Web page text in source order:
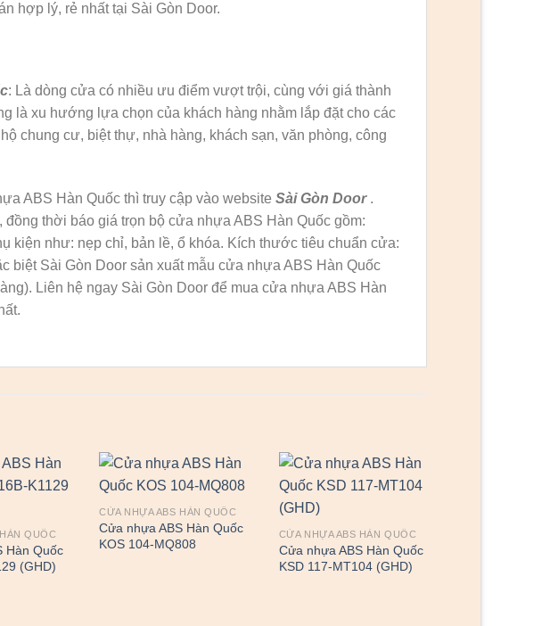
hợp lý, rẻ nhất tại Sài Gòn Door.
: Là dòng cửa có nhiều ưu điểm vượt trội, cùng với giá thành
là xu hướng lựa chọn của khách hàng nhằm lắp đặt cho các
chung cư, biệt thự, nhà hàng, khách sạn, văn phòng, công
ABS Hàn Quốc thì truy cập vào website Sài Gòn Door.
đồng thời báo giá trọn bộ cửa nhựa ABS Hàn Quốc gồm:
kiện như: nẹp chỉ, bản lề, ổ khóa. Kích thước tiêu chuẩn cửa:
biệt Sài Gòn Door sản xuất mẫu cửa nhựa ABS Hàn Quốc
Liên hệ ngay Sài Gòn Door để mua cửa nhựa ABS Hàn
QUỐC
Hàn Quốc
(GHD)
CỬA NHỰA ABS HÀN QUỐC
Cửa nhựa ABS Hàn Quốc
KOS 104-MQ808
CỬA NHỰA ABS HÀN QUỐC
Cửa nhựa ABS Hàn Quốc
KSD 117-MT104 (GHD)